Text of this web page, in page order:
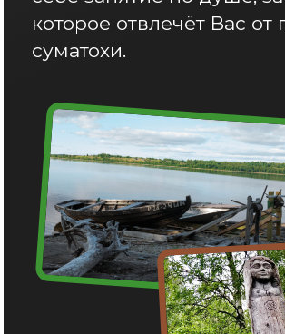
На Ваш выбор до 11 коттеджей.
Каждый найдет что-то на свой вкус.
предлагаем?